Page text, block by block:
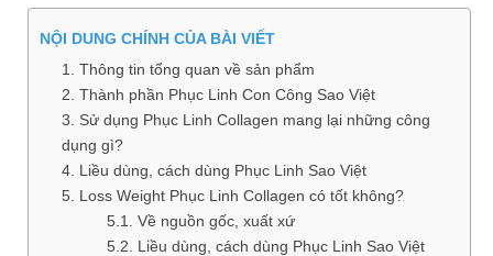
Làm
đẹp
sức
khỏe
Chăm
sóc
trẻ
NỘI DUNG CHÍNH CỦA BÀI VIẾT
1. Thông tin tổng quan về sản phẩm
2. Thành phần Phục Linh Con Công Sao Việt
3. Sử dụng Phục Linh Collagen mang lại những công
dụng gì?
4. Liều dùng, cách dùng Phục Linh Sao Việt
5. Loss Weight Phục Linh Collagen có tốt không?
5.1. Về nguồn gốc, xuất xứ
5.2. Liều dùng, cách dùng Phục Linh Sao Việt